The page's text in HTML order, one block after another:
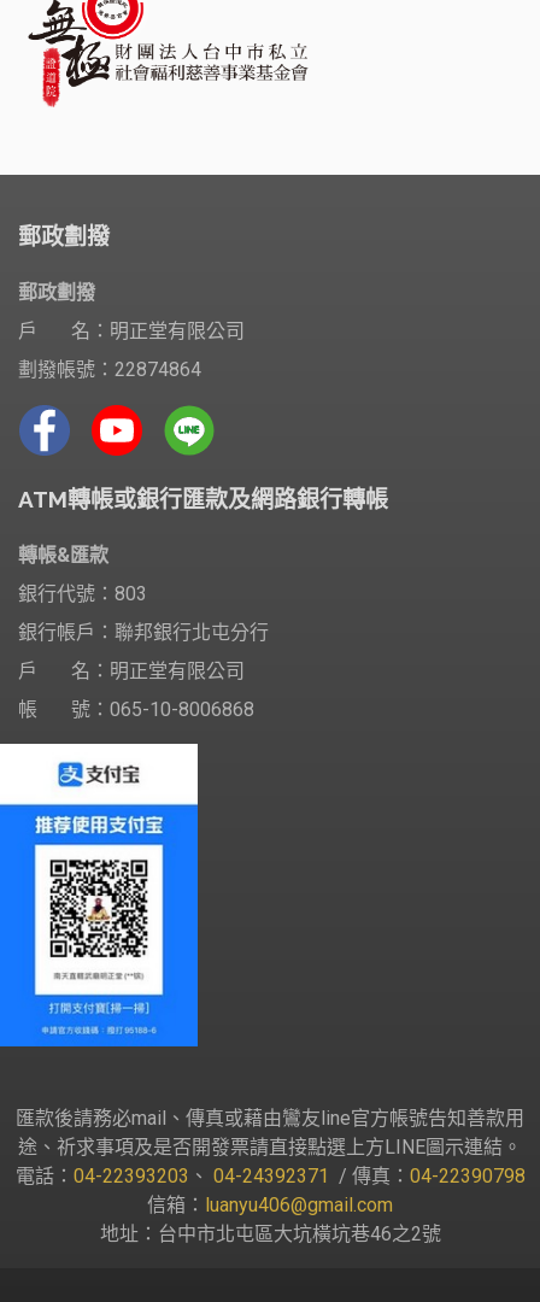
郵政劃撥
郵政劃撥
戶 名：明正堂有限公司
劃撥帳號：22874864
ATM轉帳或銀行匯款及網路銀行轉帳
轉帳&匯款
銀行代號：803
銀行帳戶：聯邦銀行北屯分行
戶 名：明正堂有限公司
帳 號：065-10-8006868
匯款後請務必mail、傳真或藉由鸞友line官方帳號告知善款用
途、祈求事項及是否開發票請直接點選上方LINE圖示連結。
電話： 04-22393203 、 04-24392371 / 傳真： 04-22390798
信箱： luanyu406@gmail.com
地址：台中市北屯區大坑橫坑巷46之2號